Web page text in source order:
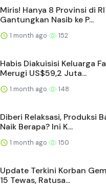
Miris! Hanya 8 Provinsi di
Gantungkan Nasib ke P...
1 month ago 152
Habis Diakuisisi Keluarga
Merugi US$59,2 Juta...
1 month ago 148
Diberi Relaksasi, Produksi
Naik Berapa? Ini K...
1 month ago 150
Update Terkini Korban
15 Tewas, Ratusa...